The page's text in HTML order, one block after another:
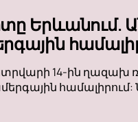
Երևանում.
14-ին ղազախ
համալիրում: